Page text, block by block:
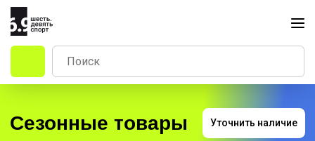
Сезонные товары
В магазине в Омске находятся только сезонные товары.
Внесезон привозим под заказ со склада за 1-3 дня.